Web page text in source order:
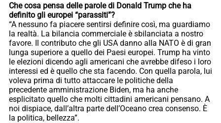
Che cosa pensa delle parole di Donald Trump che ha
definito gli europei “parassiti”?
“A nessuno fa piacere sentirsi definire così, ma guardiamo
la realtà. La bilancia commerciale è sbilanciata a nostro
favore. Il contributo che gli USA danno alla NATO è di gran
lunga superiore a quello dei Paesi europei. Trump ha vinto
le elezioni dicendo agli americani che avrebbe difeso i loro
interessi ed è quello che sta facendo. Con quella parola, lui
voleva prima di tutto attaccare le politiche della
precedente amministrazione Biden, ma ha anche
esplicitato quello che molti cittadini americani pensano. A
noi dispiace, dall’altra parte dell’Oceano crea consenso. È
la politica, bellezza”.